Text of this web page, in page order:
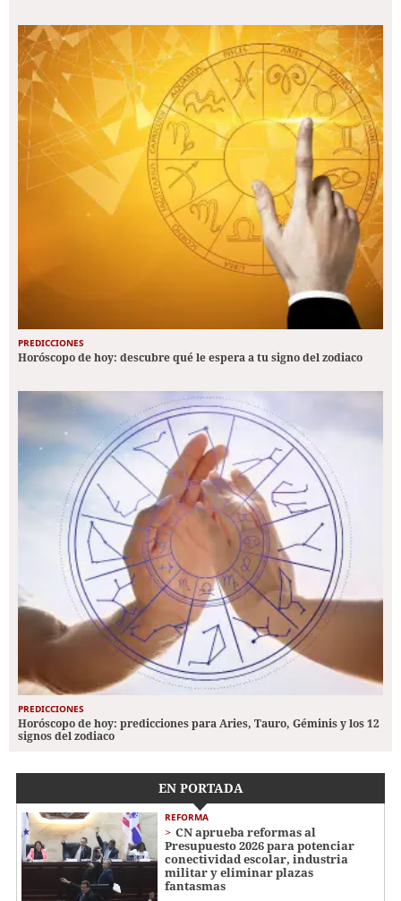
PREDICCIONES
Horóscopo de hoy: descubre qué le espera a tu signo del zodiaco
PREDICCIONES
Horóscopo de hoy: predicciones para Aries, Tauro, Géminis y los 12
signos del zodiaco
EN PORTADA
REFORMA
CN aprueba reformas al
Presupuesto 2026 para potenciar
conectividad escolar, industria
militar y eliminar plazas
fantasmas